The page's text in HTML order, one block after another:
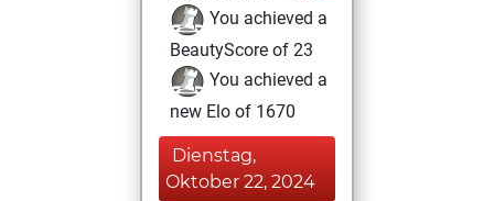
You achieved a
BeautyScore of 23
You achieved a
new Elo of 1670
Dienstag,
Oktober 22, 2024